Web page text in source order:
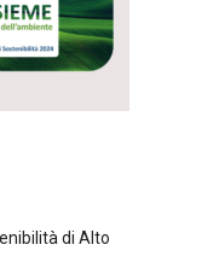
di Alto